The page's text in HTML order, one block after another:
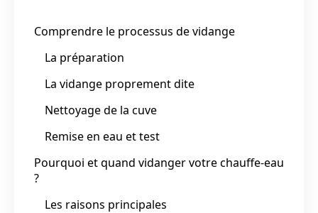
Comprendre le processus de vidange
La préparation
La vidange proprement dite
Nettoyage de la cuve
Remise en eau et test
Pourquoi et quand vidanger votre chauffe-eau
?
Les raisons principales